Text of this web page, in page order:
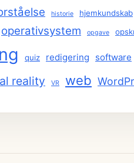
historie hjemkundskab
operativsystem opgave
quiz redigering software
reality VR web